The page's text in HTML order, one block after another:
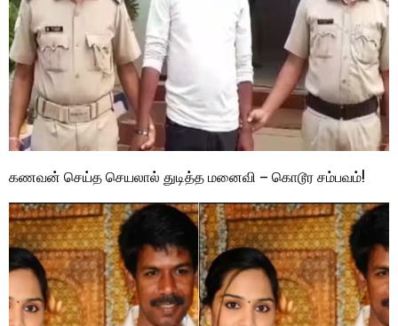
கணவன் செய்த செயலால் துடித்த மனைவி – கொடூர சம்பவம்!